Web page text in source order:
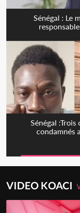
Sénégal : Le
Sénégal
condamnés
VIDEO KOACI